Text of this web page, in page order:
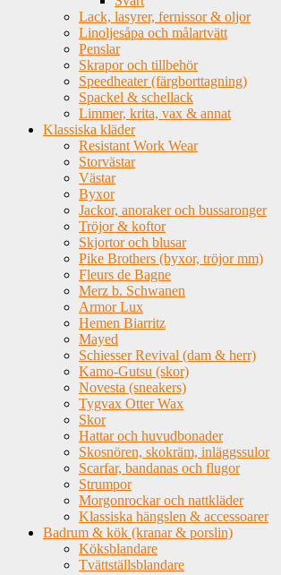
Lack, lasyrer, fernissor & oljor
Linoljesåpa och målartvätt
Penslar
Skrapor och tillbehör
Speedheater (färgborttagning)
Spackel & schellack
Limmer, krita, vax & annat
Klassiska kläder
Resistant Work Wear
Storvästar
Västar
Byxor
Jackor, anoraker och bussaronger
Tröjor & koftor
Skjortor och blusar
Pike Brothers (byxor, tröjor mm)
Fleurs de Bagne
Merz b. Schwanen
Armor Lux
Hemen Biarritz
Mayed
Schiesser Revival (dam & herr)
Kamo-Gutsu (skor)
Novesta (sneakers)
Tygvax Otter Wax
Skor
Hattar och huvudbonader
Skosnören, skokräm, inläggssulor
Scarfar, bandanas och flugor
Strumpor
Morgonrockar och nattkläder
Klassiska hängslen & accessoarer
Badrum & kök (kranar & porslin)
Köksblandare
Tvättställsblandare